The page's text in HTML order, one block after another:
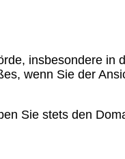
insbesondere in
wenn Sie der
Sie stets den